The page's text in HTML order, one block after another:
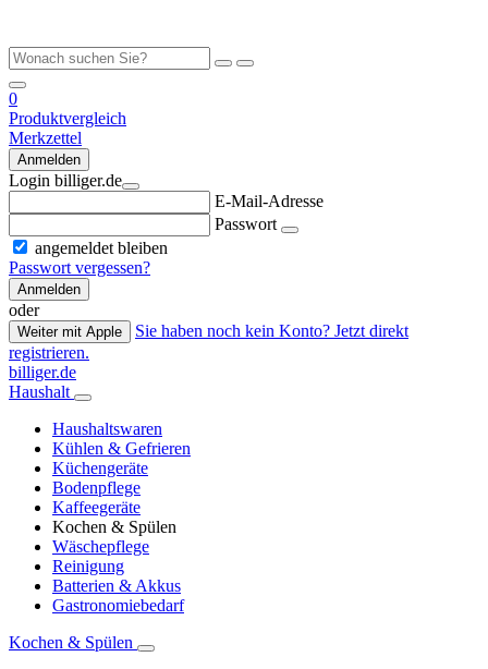
0
Produktvergleich
Merkzettel
Anmelden
Login billiger.de
E-Mail-Adresse
Passwort
angemeldet bleiben
Passwort vergessen?
Anmelden
oder
Weiter mit Apple
Sie haben noch kein Konto? Jetzt direkt
registrieren.
billiger.de
Haushalt
Haushaltswaren
Kühlen & Gefrieren
Küchengeräte
Bodenpflege
Kaffeegeräte
Kochen & Spülen
Wäschepflege
Reinigung
Batterien & Akkus
Gastronomiebedarf
Kochen & Spülen